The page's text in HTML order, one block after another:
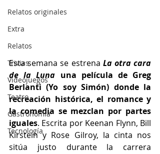
Relatos originales
Extra
Relatos
Trivias
Videojuegos
Teatro
Gastronomía
Tecnología
Esta semana se estrena La otra cara
de la Luna una película de Greg
Berlanti (Yo soy Simón) donde la
recreación histórica, el romance y
la comedia se mezclan por partes
iguales. Escrita por Keenan Flynn, Bill
Kirstein y Rose Gilroy, la cinta nos
sitúa justo durante la carrera